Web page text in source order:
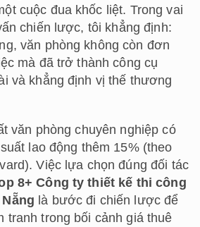
cuộc đua khốc liệt. Trong vai
chiến lược, tôi khẳng định:
văn phòng không còn đơn
mà đã trở thành công cụ
và khẳng định vị thế thương
văn phòng chuyên nghiệp có
lao động thêm 15% (theo
Việc lựa chọn đúng đối tác
8+ Công ty thiết kế thi công
là bước đi chiến lược để
tranh trong bối cảnh giá thuê